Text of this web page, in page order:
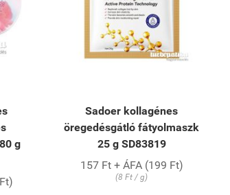
g
Sadoer kollagénes
öregedésgátló fátyolmaszk
25 g SD83819
157 Ft + ÁFA (199 Ft)
(8 Ft / g)